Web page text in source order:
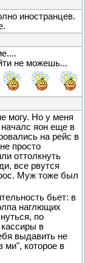
иностранцев.
не можешь...
могу. Но у меня
яон еще в
на рейс в
просто
оттолкнуть
все рвутся
Муж тоже был
бьет: в
наглющих
по
в
выдавить не
ми", которое в